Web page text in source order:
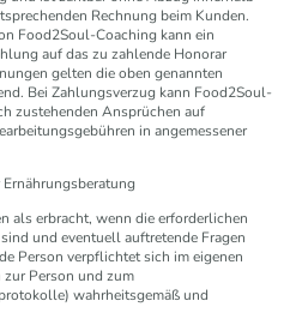
Rechnung beim Kunden.
Food2Soul-Coaching kann ein
auf das zu zahlende Honorar
gelten die oben genannten
Bei Zahlungsverzug kann Food2Soul-
zustehenden Ansprüchen auf
in angemessener
als erbracht, wenn die erforderlichen
und eventuell auftretende Fragen
Person verpflichtet sich im eigenen
Person und zum
wahrheitsgemäß und